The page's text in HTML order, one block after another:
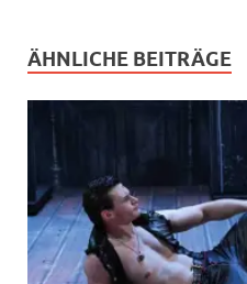
ÄHNLICHE BEITRÄGE